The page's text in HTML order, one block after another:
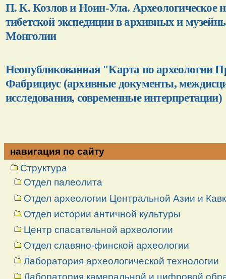
П. К. Козлов и Ноин-Ула. Археологическое
тибетской экспедиции в архивных и
Монголии
Неопубликованная "Карта по археологии
Фабрициус (архивные документы,
исследования, современные интерпретации)
навигация по сайту
Структура
Отдел палеолита
Отдел археологии Центральной Азии и
Отдел истории античной культуры
Центр спасательной археологии
Отдел славяно-финской археологии
Лаборатория археологической технологии